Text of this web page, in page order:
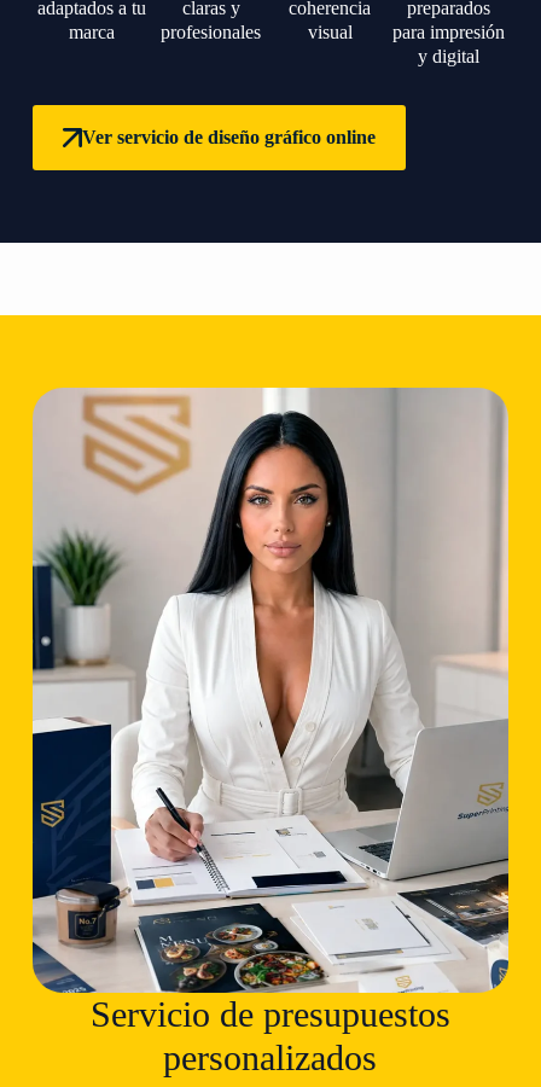
adaptados a tu
marca
claras y
profesionales
coherencia
visual
preparados
para impresión
y digital
Ver servicio de diseño gráfico online
Servicio de presupuestos
personalizados